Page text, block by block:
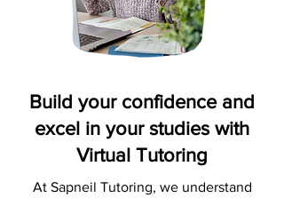
Build your confidence and
excel in your studies with
Virtual Tutoring
At Sapneil Tutoring, we understand